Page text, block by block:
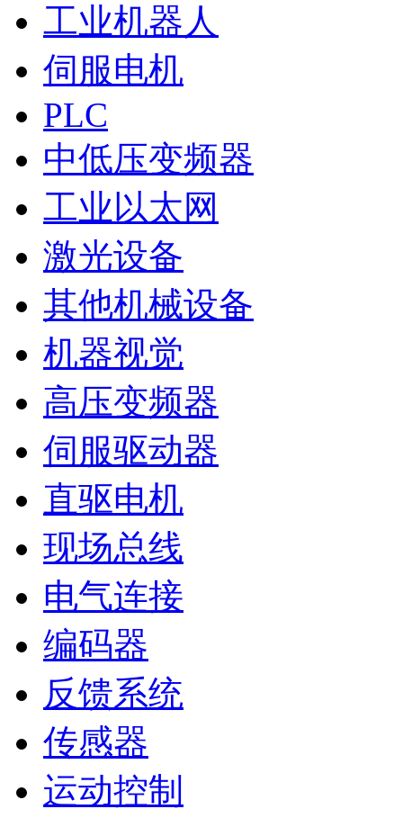
工业机器人
伺服电机
PLC
中低压变频器
工业以太网
激光设备
其他机械设备
机器视觉
高压变频器
伺服驱动器
直驱电机
现场总线
电气连接
编码器
反馈系统
传感器
运动控制